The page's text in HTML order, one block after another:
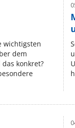
wichtigsten
dem
konkret?